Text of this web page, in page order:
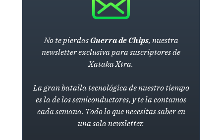
No te pierdasGuerra de Chips, nuestra
newsletter exclusiva para suscriptores de
Xataka Xtra.
La gran batalla tecnológica de nuestro tiempo
es la de los semiconductores, y te la contamos
cada semana. Todo lo que necesitas saber en
una sola newsletter.